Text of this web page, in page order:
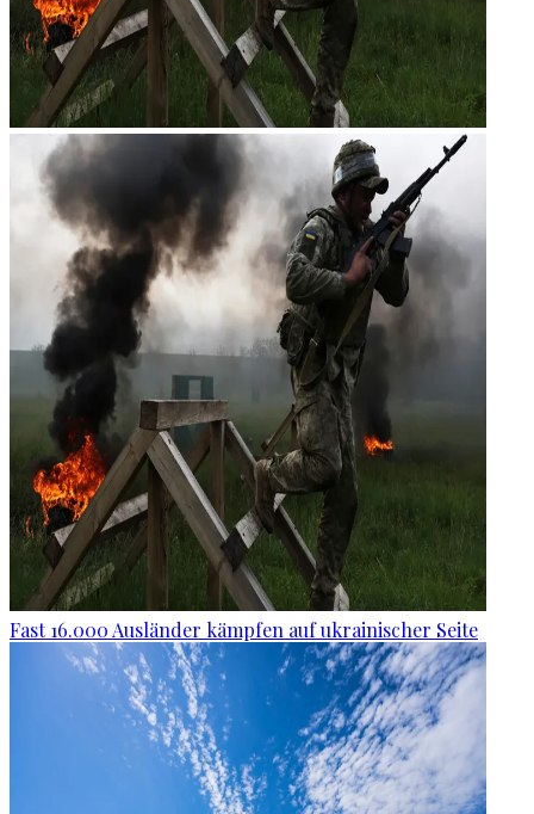
Fast 16.000 Ausländer kämpfen auf ukrainischer Seite